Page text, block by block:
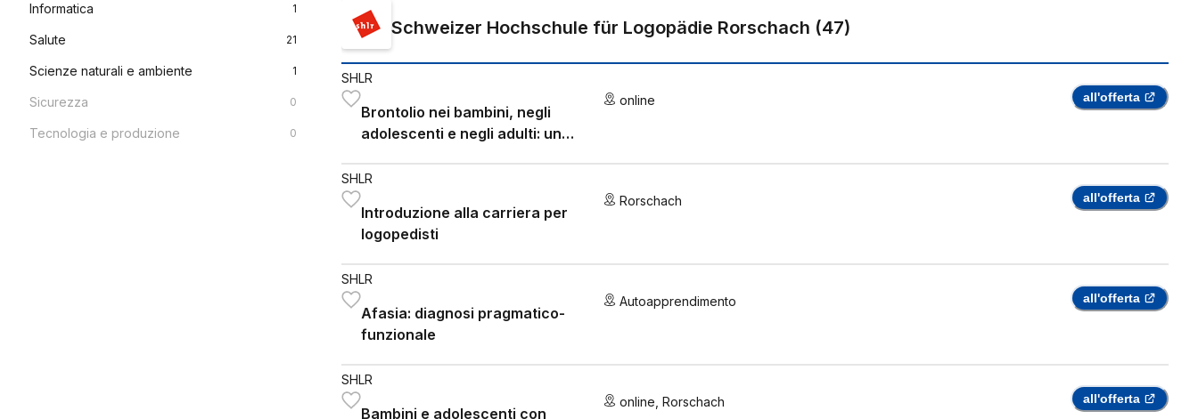
Informatica 1
Salute 21
Scienze naturali e ambiente 1
Sicurezza 0
Tecnologia e produzione 0
Schweizer Hochschule für Logopädie Rorschach (47)
SHLR
Brontolio nei bambini, negli
adolescenti e negli adulti: un
leggermente diverso
online all'offerta
SHLR
Introduzione alla carriera per
logopedisti
Rorschach all'offerta
SHLR
Afasia: diagnosi pragmatico-
funzionale
Autoapprendimento all'offerta
SHLR
Bambini e adolescenti con
online ,Rorschach all'offerta